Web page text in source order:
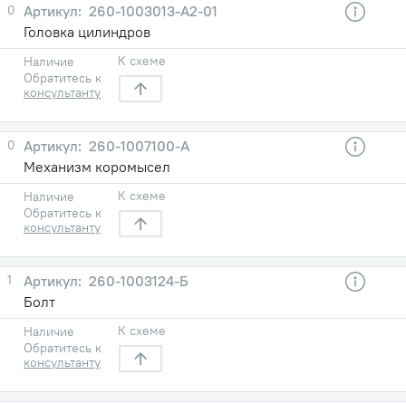
0
260-1003013-А2-01
Головка цилиндров
Наличие
Обратитесь к
консультанту
К схеме
0
260-1007100-A
Механизм коромысел
Наличие
Обратитесь к
консультанту
К схеме
1
260-1003124-Б
Болт
Наличие
Обратитесь к
консультанту
К схеме